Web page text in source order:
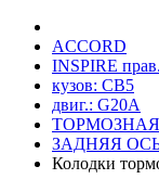
ACCORD
INSPIRE
кузов: CB5
двиг.: G20A
ЗАДНЯЯ
Колодки